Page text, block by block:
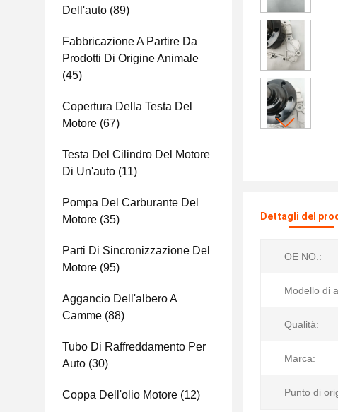
Dell'auto (89)
Fabbricazione A Partire Da
Prodotti Di Origine Animale
(45)
Copertura Della Testa Del
Motore (67)
Testa Del Cilindro Del Motore
Di Un'auto (11)
Pompa Del Carburante Del
Motore (35)
Parti Di Sincronizzazione Del
Motore (95)
Aggancio Dell'albero A
Camme (88)
Tubo Di Raffreddamento Per
Auto (30)
Coppa Dell'olio Motore (12)
Dettagli del
OE NO.:
Modello di
Qualità:
Marca:
Punto di